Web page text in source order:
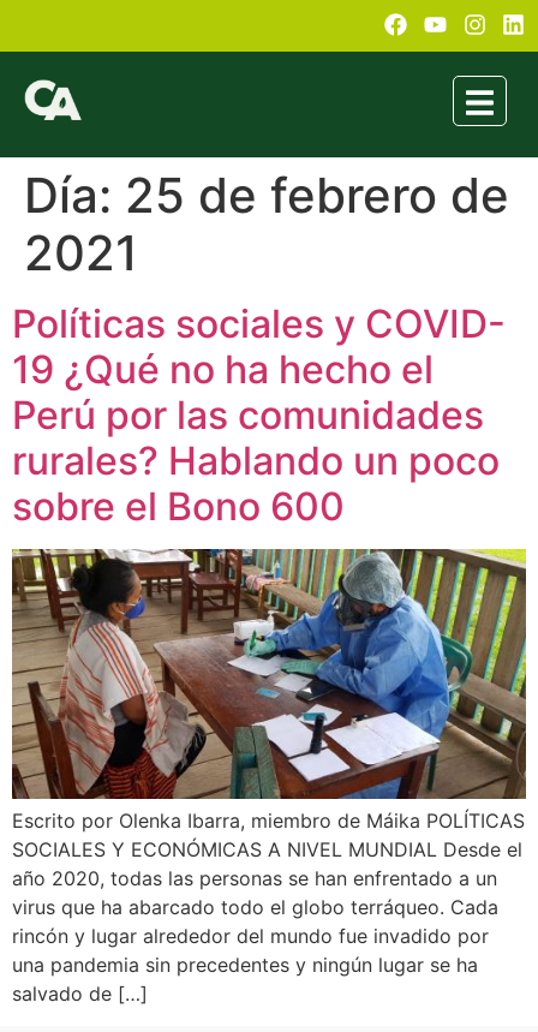
Día: 25 de febrero de
2021
Políticas sociales y COVID-
19 ¿Qué no ha hecho el
Perú por las comunidades
rurales? Hablando un poco
sobre el Bono 600
Escrito por Olenka Ibarra, miembro de Máika POLÍTICAS
SOCIALES Y ECONÓMICAS A NIVEL MUNDIAL Desde el
año 2020, todas las personas se han enfrentado a un
virus que ha abarcado todo el globo terráqueo. Cada
rincón y lugar alrededor del mundo fue invadido por
una pandemia sin precedentes y ningún lugar se ha
salvado de […]